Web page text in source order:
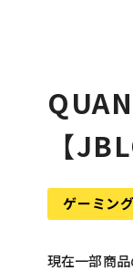
【
ゲーミン
現在一部商